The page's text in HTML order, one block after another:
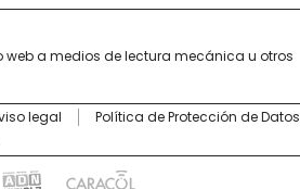
web a medios de lectura mecánica u otros
legal
Política de Protección de Datos